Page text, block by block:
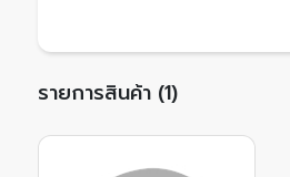
รายการสินค้า (1)